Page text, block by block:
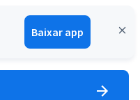
Baixar app
Entrar